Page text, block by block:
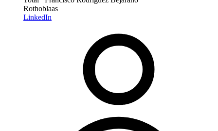
Rothoblaas
LinkedIn